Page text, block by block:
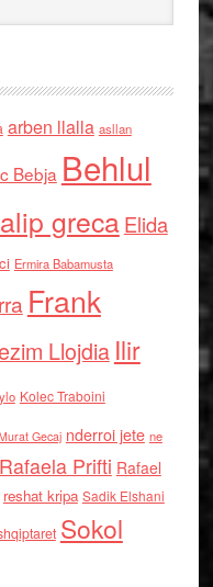
arben llalla asllan
Bebja Behlul
grecaElida
Ermira Babamusta
Frank
Llojdia Ilir
Kolec Traboini
Gecaj nderroi jete ne
Rafaela Prifti Rafael
reshat kripa Sadik Elshani
Sokol